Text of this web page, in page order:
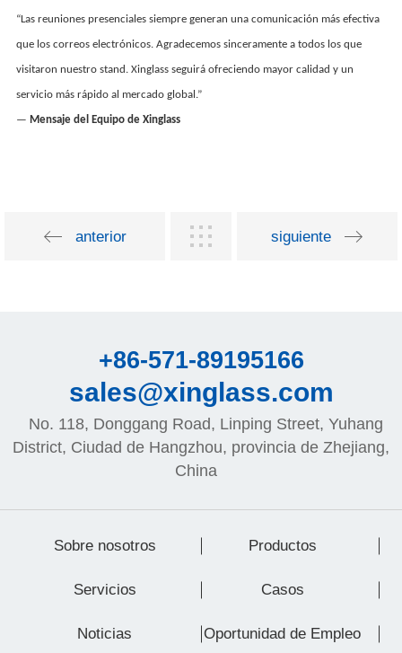
“Las reuniones presenciales siempre generan una comunicación más efectiva
que los correos electrónicos. Agradecemos sinceramente a todos los que
visitaron nuestro stand. Xinglass seguirá ofreciendo mayor calidad y un
servicio más rápido al mercado global.”
— Mensaje del Equipo de Xinglass
anterior siguiente
+86-571-89195166
sales@xinglass.com
No. 118, Donggang Road, Linping Street, Yuhang
District, Ciudad de Hangzhou, provincia de Zhejiang,
China
Sobre nosotros Productos
Servicios Casos
Noticias Oportunidad de Empleo